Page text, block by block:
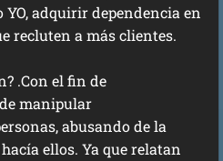
adquirir dependencia en
recluten a más clientes.
.Con el fin de
de manipular
abusando de la
ellos. Ya que relatan